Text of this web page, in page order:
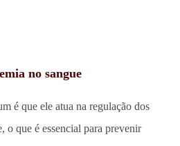
no sangue
é que ele atua na regulação dos
o que é essencial para prevenir